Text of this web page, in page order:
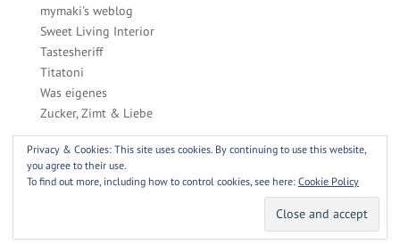
mymaki's weblog
Sweet Living Interior
Tastesheriff
Titatoni
Was eigenes
Zucker, Zimt & Liebe
WordPress Themes designed by Designers Inn
Privacy & Cookies: This site uses cookies. By continuing to use this website,
you agree to their use.
To find out more, including how to control cookies, see here: Cookie Policy